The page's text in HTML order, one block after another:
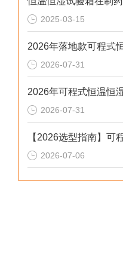
2025-03-15
2026-07-31
2026-07-31
2026-07-06